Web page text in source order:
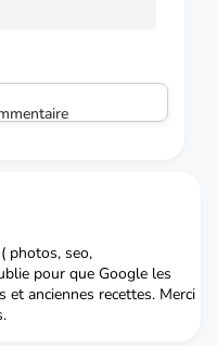
photos, seo,
pour que Google les
et anciennes recettes. Merci